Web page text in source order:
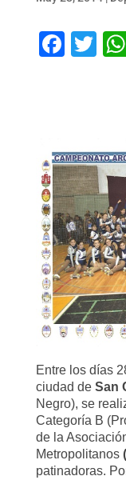
Entre los días
ciudad de San
Negro), se
Categoría B
de la
Metropolitanos
patinadoras.